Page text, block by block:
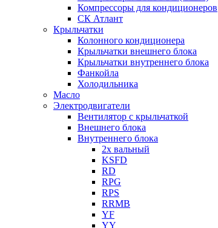
Компрессоры для кондиционеров
СК Атлант
Крыльчатки
Колонного кондиционера
Крыльчатки внешнего блока
Крыльчатки внутреннего блока
Фанкойла
Холодильника
Масло
Электродвигатели
Вентилятор с крыльчаткой
Внешнего блока
Внутреннего блока
2х вальный
KSFD
RD
RPG
RPS
RRMB
YF
YY